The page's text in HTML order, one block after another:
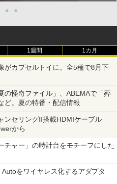
● ●
1週間 1カ月
がカプセルトイに。全5種で8月下
の怪奇ファイル」、ABEMAで「葬
ど。夏の特番・配信情報
ンセリングII搭載HDMIケーブル
から
チャー」の時計台をモチーフにした
をワイヤレス化するアダプタ